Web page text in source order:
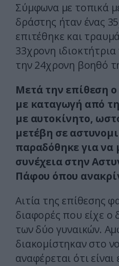
Σύμφωνα με τοπικά
δράστης ήταν ένας
επιτέθηκε και
33χρονη
την 24χρονη βοηθό
Μετά την επίθεση
με καταγωγή από
με αυτοκίνητο,
μετέβη σε
παραδόθηκε για να
συνέχεια στην
Πάφου όπου
Αιτία της επίθεσης
διαφορές που είχε ο
των δύο γυναικών.
διακομίστηκαν στο
αναφέρεται ότι